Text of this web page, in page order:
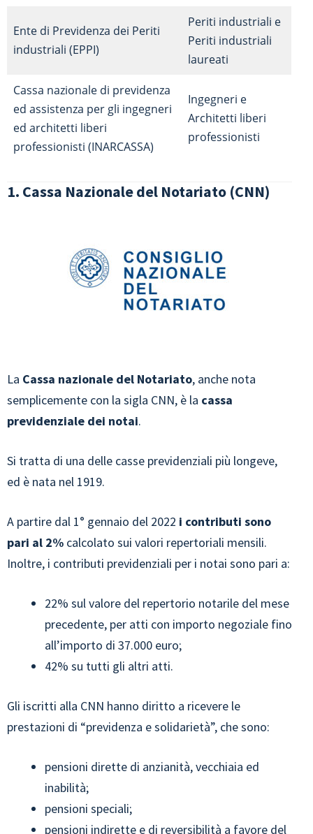
Ente di Previdenza dei Periti
industriali (EPPI)
Periti industriali e
Periti industriali
laureati
Cassa nazionale di previdenza
ed assistenza per gli ingegneri
ed architetti liberi
professionisti (INARCASSA)
Ingegneri e
Architetti liberi
professionisti
1. Cassa Nazionale del Notariato (CNN)
La Cassa nazionale del Notariato, anche nota
semplicemente con la sigla CNN, è la cassa
previdenziale dei notai.
Si tratta di una delle casse previdenziali più longeve,
ed è nata nel 1919.
A partire dal 1° gennaio del 2022 i contributi sono
pari al 2% calcolato sui valori repertoriali mensili.
Inoltre, i contributi previdenziali per i notai sono pari a:
22% sul valore del repertorio notarile del mese
precedente, per atti con importo negoziale fino
all’importo di 37.000 euro;
42% su tutti gli altri atti.
Gli iscritti alla CNN hanno diritto a ricevere le
prestazioni di “previdenza e solidarietà”, che sono:
pensioni dirette di anzianità, vecchiaia ed
inabilità;
pensioni speciali;
pensioni indirette e di reversibilità a favore del